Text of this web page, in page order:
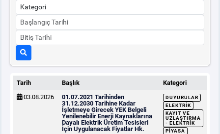
BÜLTENLER
DUYURULAR
BT HİZMET YÖNETİM SİSTEMİ POLİTİKAMIZ
Tarih Başlık
Kategori
03.08.2026
01.07.2021 Tarihinden
31.12.2030 Tarihine Kadar
İşletmeye Girecek YEK Belgeli
Yenilenebilir Enerji Kaynaklarına
Dayalı Elektrik Üretim Tesisleri
İçin Uygulanacak Fiyatlar Hk.
DUYURULAR
ELEKTRIK
KAYIT VE
UZLAŞTIRMA
- ELEKTRIK
PIYASA